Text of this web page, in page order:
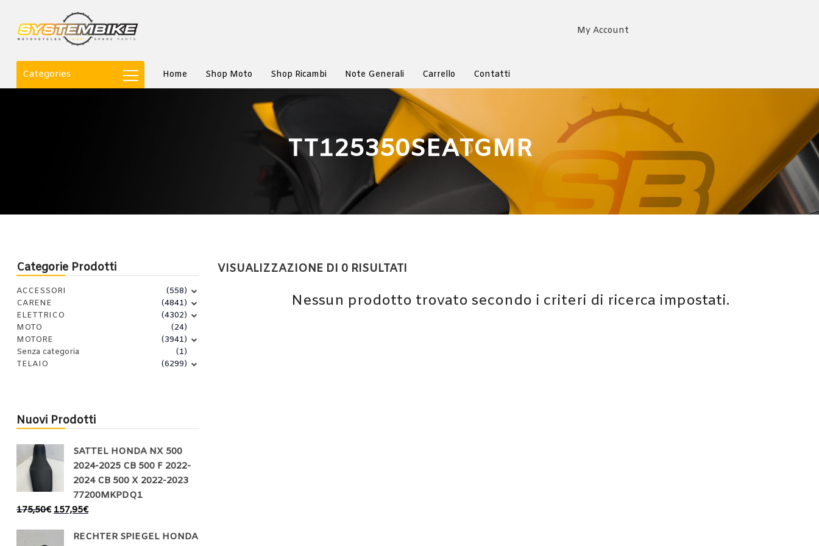
My Account
Categories Home Shop Moto Shop Ricambi Note Generali Carrello Contatti
TT125350SEATGMR
Categorie Prodotti
ACCESSORI
(558)
CARENE
(4841)
ELETTRICO
(4302)
MOTO
(24)
MOTORE
(3941)
Senza categoria
(1)
TELAIO
(6299)
Nuovi Prodotti
SATTEL HONDA NX 500
2024-2025 CB 500 F 2022-
2024 CB 500 X 2022-2023
77200MKPDQ1
175,50€ 157,95€
RECHTER SPIEGEL HONDA
VISUALIZZAZIONE DI 0 RISULTATI
Nessun prodotto trovato secondo i criteri di ricerca impostati.